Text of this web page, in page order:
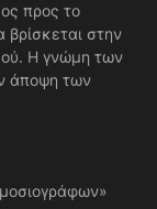
προς το
στην
Η γνώμη των
άποψη των